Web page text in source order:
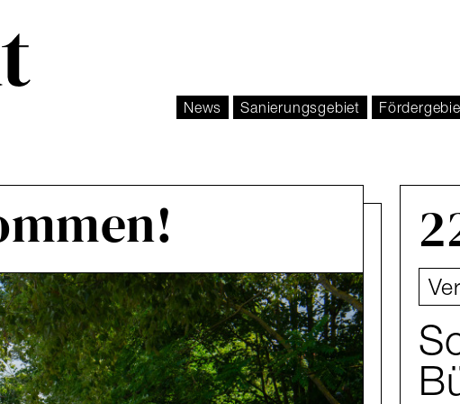
News Sanierungsgebiet